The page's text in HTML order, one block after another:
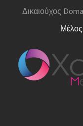
Δικαιούχος